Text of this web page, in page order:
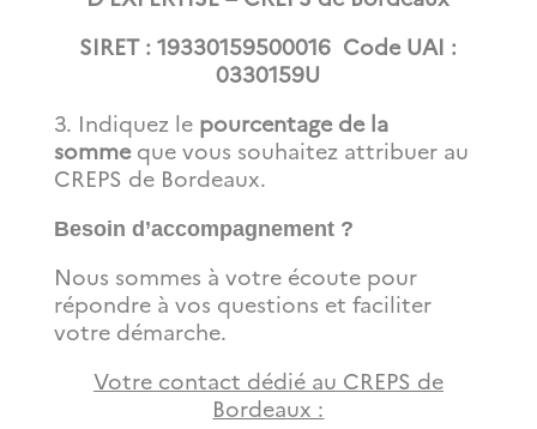
SIRET : 19330159500016 Code UAI :
0330159U
3. Indiquez le pourcentage de la
sommeque vous souhaitez attribuer au
CREPS de Bordeaux.
Besoin d’accompagnement ?
Nous sommes à votre écoute pour
répondre à vos questions et faciliter
votre démarche.
Votre contact dédié au CREPS de
Bordeaux :